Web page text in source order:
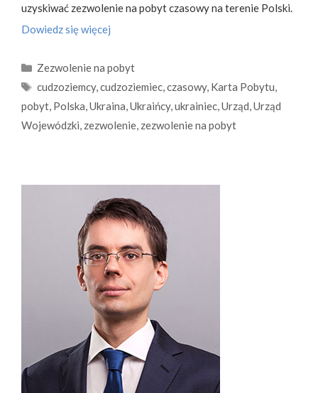
uzyskiwać zezwolenie na pobyt czasowy na terenie Polski.
Dowiedz się więcej
Kategorie
Zezwolenie na pobyt
Tagi
cudzoziemcy,cudzoziemiec,czasowy, Karta Pobytu,
pobyt, Polska,Ukraina,Ukraińcy,ukrainiec,Urząd,Urząd
Wojewódzki, zezwolenie, zezwolenie na pobyt